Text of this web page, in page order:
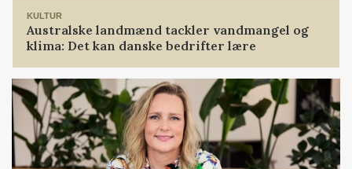
KULTUR
Australske landmænd tackler vandmangel og
klima: Det kan danske bedrifter lære